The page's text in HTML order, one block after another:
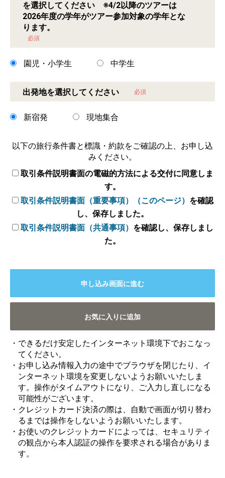
を選択してください ※4/2以降のツアーは
2026年度の学年がツアー参加対象の学年とな
ります。
必須
園児・小学生 中学生
出発地を選択してください 必須
新宿発 現地集合
以下の旅行条件書と標識・約款をご確認の上、お申し込
みください。
取引条件説明書面の電磁的方法による交付に同意しま
す。
取引条件説明書面（重要事項）（このページ） を確認
し、保存しました。
取引条件説明書面（共通事項） を確認し、保存しまし
た。
申し込み画面に進む
お気に入りに追加
・できるだけ安定したインターネット環境下でおこなっ
てください。
・お申し込み情報入力の途中でブラウザを閉じたり、イ
ンターネット環境を変更しないようお願いいたしま
す。操作がタイムアウトになり、ご入力し直しになる
可能性がございます。
・クレジットカード決済の際は、自動で画面が切り替わ
るまでは操作をしないようお願いいたします。
・お使いのクレジットカードによっては、セキュリティ
の観点から本人認証の操作を要求される場合がありま
す。